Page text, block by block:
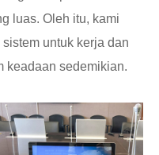
luas. Oleh itu, kami
untuk kerja dan
keadaan sedemikian.